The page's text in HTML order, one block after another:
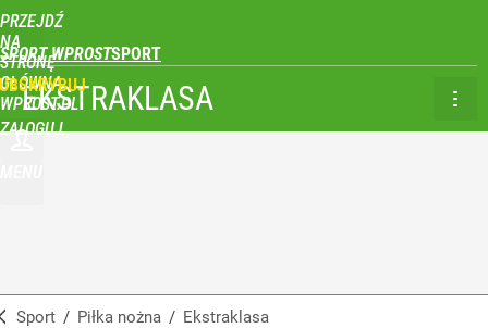
PRZEJDŹ
NA
STRONĘ
GŁÓWNĄ
WPROST.PL
SPORT WPROST
ZALOGUJ
EKSTRAKLASA
Sport / Piłka nożna / Ekstraklasa